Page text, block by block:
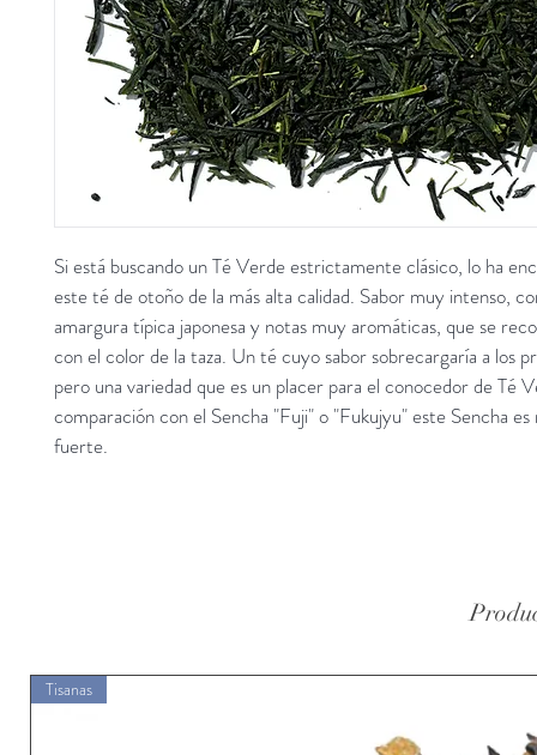
Si está buscando un Té Verde estrictamente clásico, lo ha
este té de otoño de la más alta calidad. Sabor muy intenso,
amargura típica japonesa y notas muy aromáticas, que se
con el color de la taza. Un té cuyo sabor sobrecargaría a los
pero una variedad que es un placer para el conocedor de Té
comparación con el Sencha "Fuji" o "Fukujyu" este Sencha
fuerte.
Tisanas